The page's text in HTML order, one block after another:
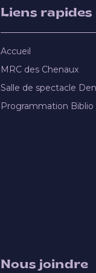
Liens rapides
Accueil
MRC des Chenaux
Salle de spectacle
Programmation Biblio
Nous joindre